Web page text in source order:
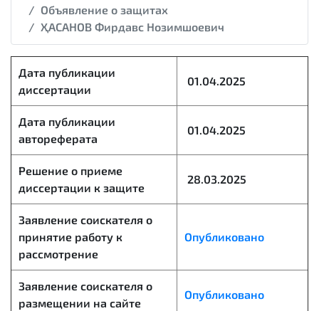
Объявление о защитах
ҲАСАНОВ Фирдавс Нозимшоевич
Дата публикации
диссертации
01.04.2025
Дата публикации
автореферата
01.04.2025
Решение о приеме
диссертации к защите
28.03.2025
Заявление соискателя о
принятие работу к
рассмотрение
Опубликовано
Заявление соискателя о
размещении на сайте
Опубликовано